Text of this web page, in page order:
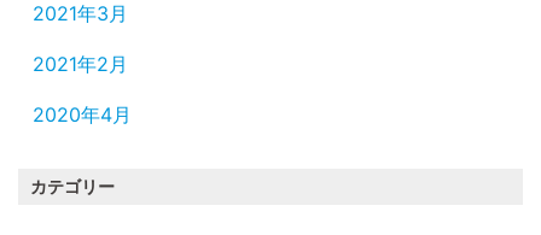
2021年3月
2021年2月
2020年4月
カテゴリー